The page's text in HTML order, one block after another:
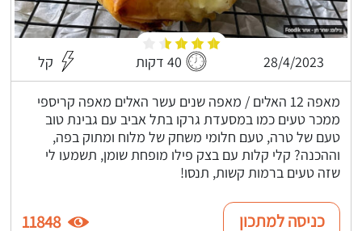
28/4/2023 40 דקות קל
מאפה 12 האלים / מאפה שנים עשר האלים מאפה קריספי
ממכר טעים כמו במסעדת גרקו בתל אביב עם גבינת טוב
טעם של טרה, טעם חלומי משחק של מלוח ומתוק בפה,
וההכנה? קלי קלות עם בצק פילו מופחת שומן, תשמעו לי
שזה טעים ברמות קשות, תנסו!
כניסה למתכון 11848